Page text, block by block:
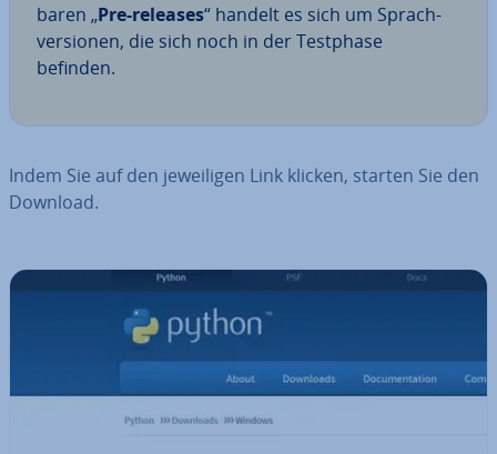
ba­ren „Pre-releases“ handelt es sich um Sprach­
ver­sio­nen, die sich noch in der Testphase
befinden.
Indem Sie auf den je­wei­li­gen Link klicken, starten Sie den
Download.